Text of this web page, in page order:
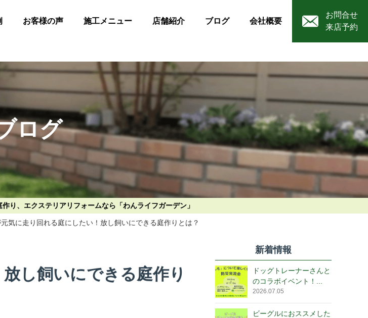
お客様の声 施工メニュー 店舗紹介 ブログ 会社概要
お問合せ
来店予約
ログ
り、エクステリアリフォームなら「わんライフガーデン」
気に走り回れる庭にしたい！放し飼いにできる庭作りとは？
し飼いにできる庭作り
新着情報
ドッグトレーナーさんと
のコラボイベント！...
2026.07.05
ビーグルにおススメした